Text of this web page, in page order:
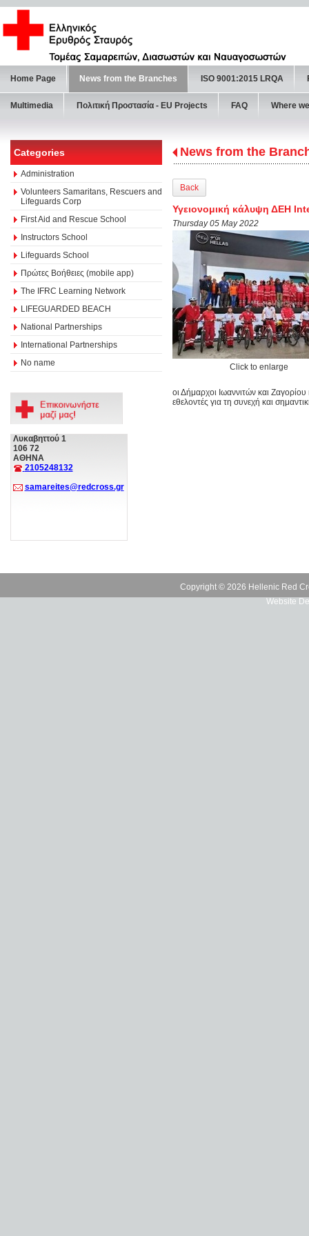
Home Page News from the Branches ISO 9001:2015 LRQA
Multimedia Πολιτική Προστασία - ΕU Projects FAQ Where
Categories
Administration
Volunteers Samaritans, Rescuers and
Lifeguards Corp
First Aid and Rescue School
Instructors School
Lifeguards School
Πρώτες Βοήθειες (mobile app)
The IFRC Learning Network
LIFEGUARDED BEACH
National Partnerships
International Partnerships
No name
Λυκαβηττού 1
106 72
ΑΘΗΝΑ
2105248132
samareites@redcross.gr
News from the
Back
Υγειονομική κάλυψη ΔΕΗ
Thursday 05 May 2022
Click to enlarge
οι Δήμαρχοι Ιωαννιτών και
εθελοντές για τη συνεχή και
Copyright © 2026 Hellenic Red
Website